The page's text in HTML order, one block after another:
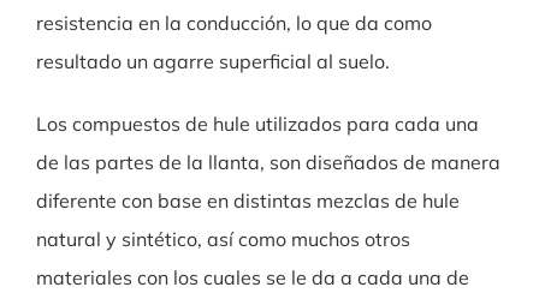
resistencia en la conducción, lo que da como
resultado un agarre superficial al suelo.
Los compuestos de hule utilizados para cada una
de las partes de la llanta, son diseñados de manera
diferente con base en distintas mezclas de hule
natural y sintético, así como muchos otros
materiales con los cuales se le da a cada una de